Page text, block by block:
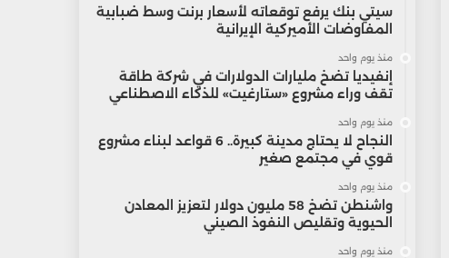
سيتي بنك يرفع توقعاته لأسعار برنت وسط ضبابية
المفاوضات الأميركية الإيرانية
منذ يوم واحد
إنفيديا تضخ مليارات الدولارات في شركة طاقة
تقف وراء مشروع «ستارغيت» للذكاء الاصطناعي
منذ يوم واحد
النجاح لا يحتاج مدينة كبيرة.. 6 قواعد لبناء مشروع
قوي في مجتمع صغير
منذ يوم واحد
واشنطن تضخ 58 مليون دولار لتعزيز المعادن
الحيوية وتقليص النفوذ الصيني
منذ يوم واحد